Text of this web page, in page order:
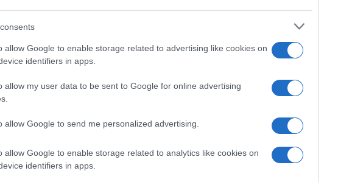
allow Google to enable storage related to advertising like cookies on
identifiers in apps.
allow my user data to be sent to Google for online advertising
allow Google to send me personalized advertising.
allow Google to enable storage related to analytics like cookies on
identifiers in apps.
i tuoi video e le tue foto
+39 345 356 7512
news da
I nostri cari
I nostri cari